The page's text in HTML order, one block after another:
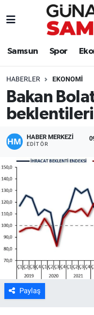
Samsun Spor
HABERLER EKONOMI
Bakan
HABER MERKEZİ
EDITÖR
Paylaş
Samsun
Politika
Turizm
Sağlık
Yaşam
Kültür Sanat
Bilim ve
Genel
Nöbetçi Eczaneler
Süper Lig Puan
Tüm Manşetler
Son Dakika